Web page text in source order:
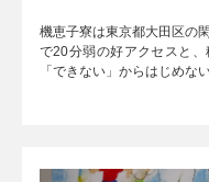
機恵子寮は東京都大田区の
で20分弱の好アクセスと、
「できない」からはじめな